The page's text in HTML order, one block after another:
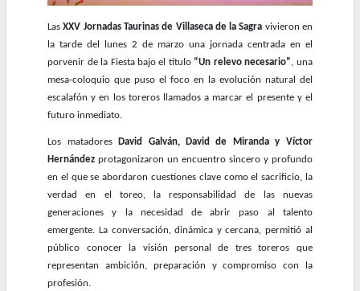
LasXXV Jornadas Taurinas de Villaseca de la Sagra vivieron en
la tarde del lunes 2 de marzo una jornada centrada en el
porvenir de la Fiesta bajo el título “Un relevo necesario”, una
mesa-coloquio que puso el foco en la evolución natural del
escalafón y en los toreros llamados a marcar el presente y el
futuro inmediato.
Los matadores
David Galván, David de Miranda y Víctor
Hernández protagonizaron un encuentro sincero y profundo
en el que se abordaron cuestiones clave como el sacrificio, la
verdad en el toreo, la responsabilidad de las nuevas
generaciones y la necesidad de abrir paso al talento
emergente. La conversación, dinámica y cercana, permitió al
público conocer la visión personal de tres toreros que
representan ambición, preparación y compromiso con la
profesión.